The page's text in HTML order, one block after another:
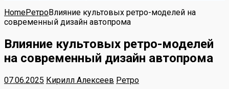
HomeРетроВлияние культовых ретро-моделей на
современный дизайн автопрома
Влияние культовых ретро-моделей
на современный дизайн автопрома
07.06.2025 Кирилл Алексеев Ретро